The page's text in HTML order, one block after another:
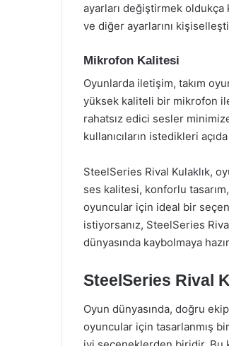
ayarları değiştirmek oldukça
ve diğer ayarlarını
Mikrofon Kalitesi
Oyunlarda iletişim, takım
yüksek kaliteli bir mikrofon
rahatsız edici sesler
kullanıcıların istedikleri
SteelSeries Rival Kulaklık,
ses kalitesi, konforlu
oyuncular için ideal bir
istiyorsanız, SteelSeries
dünyasında kaybolmaya
SteelSeries Rival
Oyun dünyasında, doğru
oyuncular için tasarlanmış